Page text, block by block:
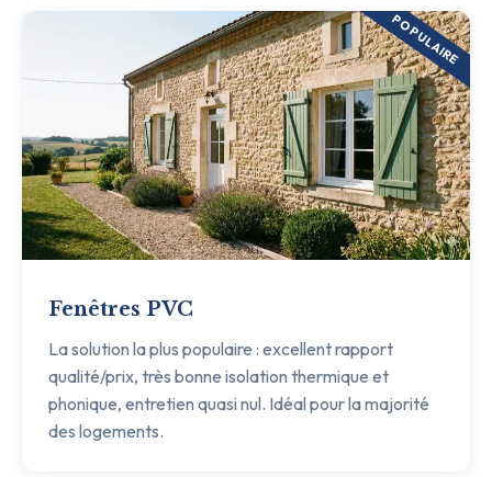
POPULAIRE
Fenêtres PVC
La solution la plus populaire : excellent rapport
qualité/prix, très bonne isolation thermique et
phonique, entretien quasi nul. Idéal pour la majorité
des logements.